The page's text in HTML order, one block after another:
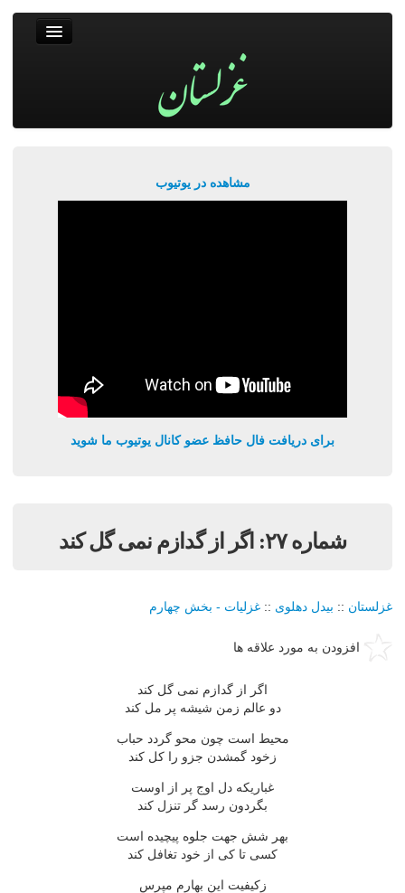
مشاهده در یوتیوب
برای دریافت فال حافظ عضو کانال یوتیوب ما شوید
شماره ٢٧: اگر از گدازم نمى گل کند
غزلستان :: بيدل دهلوی :: غزليات - بخش چهارم
افزودن به مورد علاقه ها
اگر از گدازم نمى گل کند
دو عالم زمن شيشه پر مل کند
محيط است چون محو گردد حباب
زخود گمشدن جزو را کل کند
غباريکه دل اوج پر از اوست
بگردون رسد گر تنزل کند
بهر شش جهت جلوه پيچيده است
کسى تا کى از خود تغافل کند
زکيفيت اين بهارم مپرس